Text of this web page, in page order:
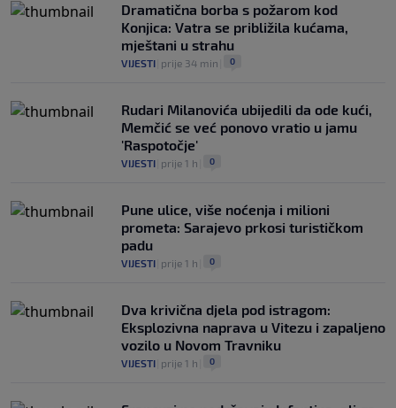
Dramatična borba s požarom kod
Konjica: Vatra se približila kućama,
mještani u strahu
VIJESTI prije 34 min 0
Rudari Milanovića ubijedili da ode kući,
Memčić se već ponovo vratio u jamu
'Raspotočje'
VIJESTI prije 1 h 0
Pune ulice, više noćenja i milioni
prometa: Sarajevo prkosi turističkom
padu
VIJESTI prije 1 h 0
Dva krivična djela pod istragom:
Eksplozivna naprava u Vitezu i zapaljeno
vozilo u Novom Travniku
VIJESTI prije 1 h 0